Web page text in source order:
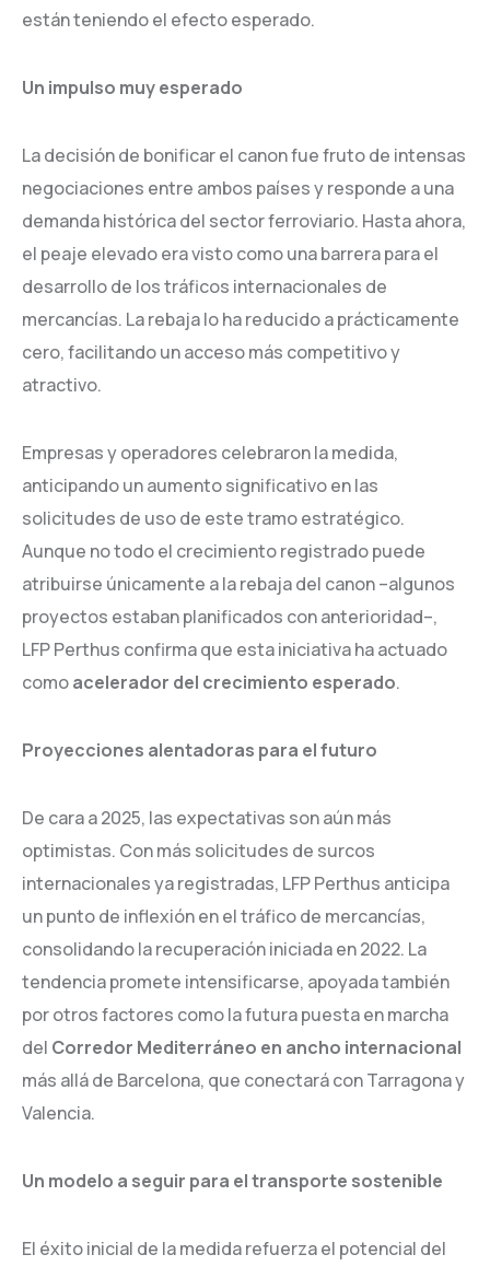
están teniendo el efecto esperado.
Un impulso muy esperado
La decisión de bonificar el canon fue fruto de intensas
negociaciones entre ambos países y responde a una
demanda histórica del sector ferroviario. Hasta ahora,
el peaje elevado era visto como una barrera para el
desarrollo de los tráficos internacionales de
mercancías. La rebaja lo ha reducido a prácticamente
cero, facilitando un acceso más competitivo y
atractivo.
Empresas y operadores celebraron la medida,
anticipando un aumento significativo en las
solicitudes de uso de este tramo estratégico.
Aunque no todo el crecimiento registrado puede
atribuirse únicamente a la rebaja del canon –algunos
proyectos estaban planificados con anterioridad–,
LFP Perthus confirma que esta iniciativa ha actuado
comoacelerador del crecimiento esperado.
Proyecciones alentadoras para el futuro
De cara a 2025, las expectativas son aún más
optimistas. Con más solicitudes de surcos
internacionales ya registradas, LFP Perthus anticipa
un punto de inflexión en el tráfico de mercancías,
consolidando la recuperación iniciada en 2022. La
tendencia promete intensificarse, apoyada también
por otros factores como la futura puesta en marcha
del Corredor Mediterráneo en ancho internacional
más allá de Barcelona, que conectará con Tarragona y
Valencia.
Un modelo a seguir para el transporte sostenible
El éxito inicial de la medida refuerza el potencial del